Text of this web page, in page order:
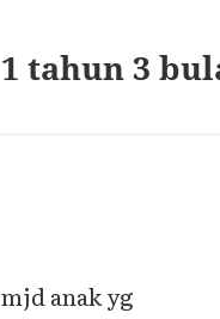
tahun 3
anak yg